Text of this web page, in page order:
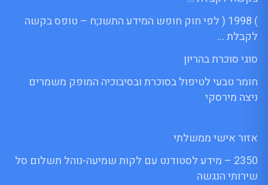
) 1998 ( לפי חוק חופש המידע התשנ;ח – טופס בקשה
לקבלת …
סוגי סוכרת בהריון
חומר טבעי לטיפול בסוכרת ובסיבוכיה המופק משמרים
ניצה מירסקי
אזור אישי ממשלתי
2350 – מידע לסטודנט עם לקות שמיעה-נוהל תשלום סל
שירותי הנגשה